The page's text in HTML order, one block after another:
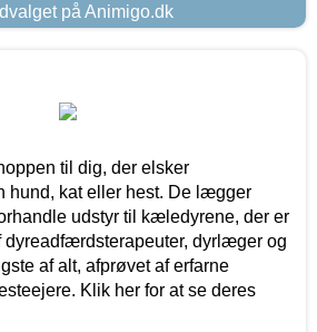
på Animigo.dk
til dig, der elsker
hund, kat eller hest. De lægger
udstyr til kæledyrene, der er
dyreadfærdsterapeuter, dyrlæger og
af alt, afprøvet af erfarne
Klik her for at se deres